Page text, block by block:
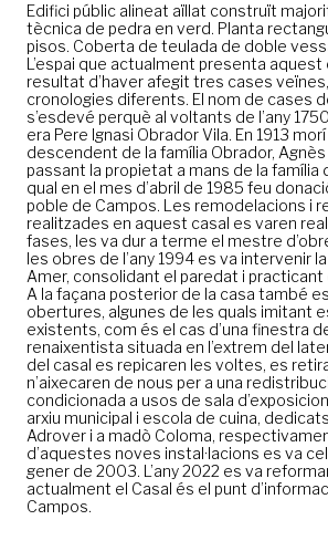
Edifici públic alineat aïllat construït
tècnica de pedra en verd. Planta
pisos. Coberta de teulada de doble
L’espai que actualment presenta aquest
resultat d’haver afegit tres cases
cronologies diferents. El nom de cases
s’esdevé perquè al voltants de l’any
era Pere Ignasi Obrador Vila. En 1913
descendent de la família Obrador,
passant la propietat a mans de la família
qual en el mes d’abril de 1985 feu
poble de Campos. Les remodelacions i
realitzades en aquest casal es varen
fases, les va dur a terme el mestre
les obres de l’any 1994 es va intervenir
Amer, consolidant el paredat i
A la façana posterior de la casa també
obertures, algunes de les quals imitant
existents, com és el cas d’una finestra
renaixentista situada en l’extrem del
del casal es repicaren les voltes, es
n’aixecaren de nous per a una
condicionada a usos de sala
arxiu municipal i escola de cuina,
Adrover i a madò Coloma,
d’aquestes noves instal·lacions es va
gener de 2003. L’any 2022 es va
actualment el Casal és el punt
Campos.